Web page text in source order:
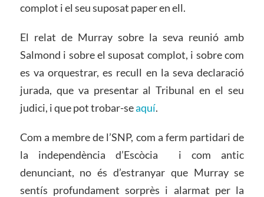
complot i el seu suposat paper en ell.
El relat de Murray sobre la seva reunió amb
Salmond i sobre el suposat complot, i sobre com
es va orquestrar, es recull en la seva declaració
jurada, que va presentar al Tribunal en el seu
judici, i que pot trobar-seaquí.
Com a membre de l’SNP, com a ferm partidari de
la independència d’Escòcia i com antic
denunciant, no és d’estranyar que Murray se
sentís profundament sorprès i alarmat per la